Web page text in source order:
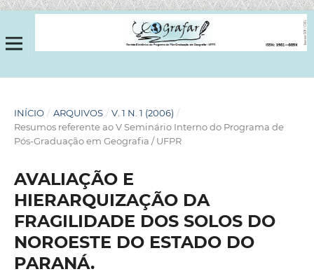
INÍCIO / ARQUIVOS / V. 1 N. 1 (2006) /
Resumos referente ao V Seminário Interno do Programa de
Pós-Graduação em Geografia / UFPR
AVALIAÇÃO E
HIERARQUIZAÇÃO DA
FRAGILIDADE DOS SOLOS DO
NOROESTE DO ESTADO DO
PARANÁ.